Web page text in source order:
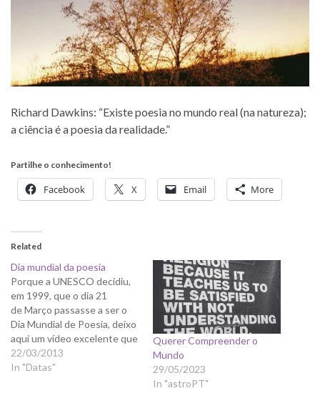
Richard Dawkins: “Existe poesia no mundo real (na natureza);
a ciência é a poesia da realidade.”
Partilhe o conhecimento!
Facebook X Email More
Related
Dia mundial da poesia
Porque a UNESCO decidiu,
em 1999, que o dia 21
de Março passasse a ser o
Dia Mundial de Poesia, deixo
aqui um vídeo excelente que
nos conta que "Há
verdadeira poesia no mundo
22/03/2013
In "Datas"
Querer Compreender o
Mundo
29/05/2023
In "astroPT"